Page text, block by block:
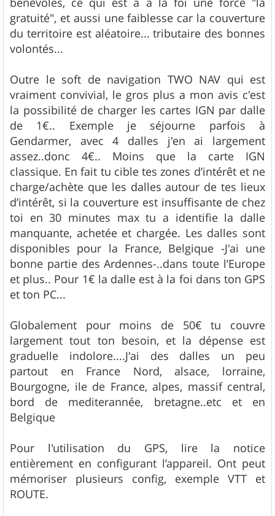
gratuité", et aussi une faiblesse car la couverture
du territoire est aléatoire... tributaire des bonnes
volontés...
Outre le soft de navigation TWO NAV qui est
vraiment convivial, le gros plus a mon avis c'est
la possibilité de charger les cartes IGN par dalle
de 1€.. Exemple je séjourne parfois à
Gendarmer, avec 4 dalles j'en ai largement
assez..donc 4€.. Moins que la carte IGN
classique. En fait tu cible tes zones d’intérêt et ne
charge/achète que les dalles autour de tes lieux
d’intérêt, si la couverture est insuffisante de chez
toi en 30 minutes max tu a identifie la dalle
manquante, achetée et chargée. Les dalles sont
disponibles pour la France, Belgique -J'ai une
bonne partie des Ardennes-..dans toute l’Europe
et plus.. Pour 1€ la dalle est à la foi dans ton GPS
et ton PC...
Globalement pour moins de 50€ tu couvre
largement tout ton besoin, et la dépense est
graduelle indolore....J'ai des dalles un peu
partout en France Nord, alsace, lorraine,
Bourgogne, ile de France, alpes, massif central,
bord de mediterannée, bretagne..etc et en
Belgique
Pour l'utilisation du GPS, lire la notice
entièrement en configurant l’appareil. Ont peut
mémoriser plusieurs config, exemple VTT et
ROUTE.